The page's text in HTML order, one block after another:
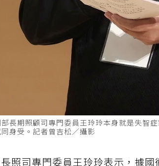
長期照顧司專門委員王玲玲本身就是失智
同身受。記者曾吉松／攝影